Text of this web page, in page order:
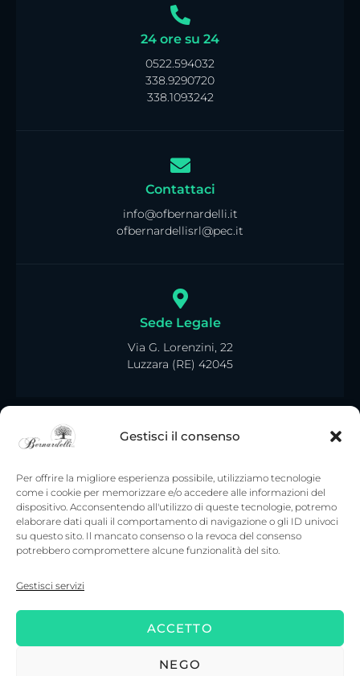
Gestisci il consenso
Per offrire la migliore esperienza possibile, utilizziamo tecnologie
come i cookie per memorizzare e/o accedere alle informazioni del
dispositivo. Acconsentendo all'utilizzo di queste tecnologie, potremo
elaborare dati quali il comportamento di navigazione o gli ID univoci
su questo sito. Il mancato consenso o la revoca del consenso
potrebbero compromettere alcune funzionalità del sito.
Gestisci servizi
ACCETTO
NEGO
24 ore su 24
0522.594032
338.9290720
338.1093242
Contattaci
info@ofbernardelli.it
ofbernardellisrl@pec.it
Sede Legale
Via G. Lorenzini, 22
Luzzara (RE) 42045
Copyright © 2022. Tutti i diritti riservati – Onoranze
Powered byDigitalia srl